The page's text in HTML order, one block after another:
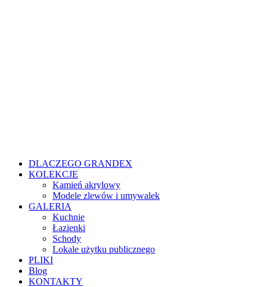
DLACZEGO GRANDEX
KOLEKCJE
Kamień akrylowy
Modele zlewów i umywalek
GALERIA
Kuchnie
Łazienki
Schody
Lokale użytku publicznego
PLIKI
Blog
KONTAKTY